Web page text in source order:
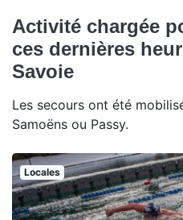
Activité chargée
ces dernières
Savoie
Les secours ont été
Samoëns ou Passy.
Locales